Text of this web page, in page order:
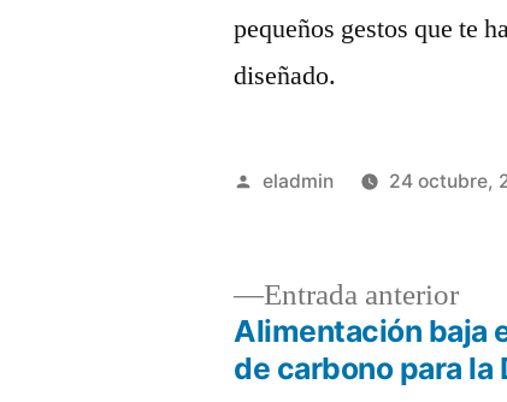
pequeños gestos que te
diseñado.
Publicado
eladmin 24 octubre,
Navegación
Entrada anterior
Alimentación baja
de carbono para la